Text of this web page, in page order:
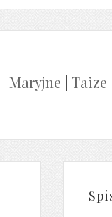
Maryjne Taize